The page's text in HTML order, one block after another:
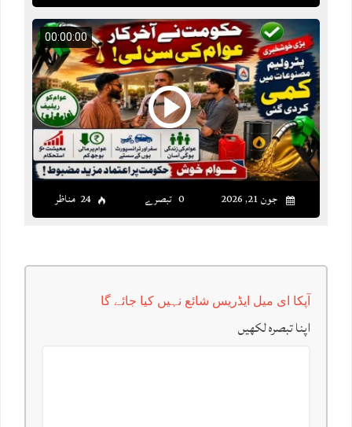
00:00:00
جون 21, 2026 0 تبصرے 24 مناظر
آپکا ای میل ایڈریس شائع نہیں کیا جائے گا
اپنا تبصرہ لکھیں